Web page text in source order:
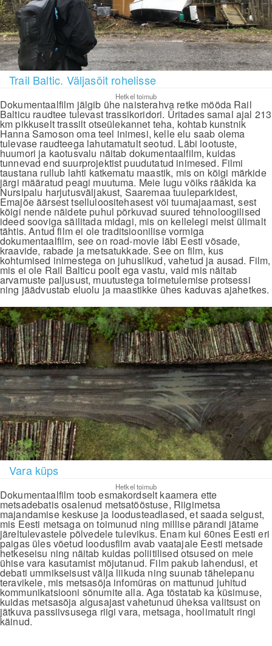
Trail Baltic. Väljasõit rohelisse
Hetkel toimub
Dokumentaalfilm jälgib ühe naisterahva retke mööda Rail
Balticu raudtee tulevast trassikoridori. Üritades samal ajal 213
km pikkuselt trassilt otseülekannet teha, kohtab kunstnik
Hanna Samoson oma teel inimesi, kelle elu saab olema
tulevase raudteega lahutamatult seotud. Läbi lootuste,
huumori ja kaotusvalu näitab dokumentaalfilm, kuidas
tunnevad end suurprojektist puudutatud inimesed. Filmi
taustana rullub lahti katkematu maastik, mis on kõigi märkide
järgi määratud peagi muutuma. Meie lugu võiks rääkida ka
Nursipalu harjutusväljakust, Saaremaa tuuleparkidest,
Emajõe äärsest tselluloositehasest või tuumajaamast, sest
kõigi nende näidete puhul põrkuvad suured tehnoloogilised
ideed sooviga säilitada midagi, mis on kellelegi meist ülimalt
tähtis. Antud film ei ole traditsioonilise vormiga
dokumentaalfilm, see on road-movie läbi Eesti võsade,
kraavide, rabade ja metsatukkade. See on film, kus
kohtumised inimestega on juhuslikud, vahetud ja ausad. Film,
mis ei ole Rail Balticu poolt ega vastu, vaid mis näitab
arvamuste paljusust, muutustega toimetulemise protsessi
ning jäädvustab eluolu ja maastikke ühes kaduvas ajahetkes.
Vara küps
Hetkel toimub
Dokumentaalfilm toob esmakordselt kaamera ette
metsadebatis osalenud metsatööstuse, Riigimetsa
majandamise keskuse ja loodusteadlased, et saada selgust,
mis Eesti metsaga on toimunud ning millise pärandi jätame
järeltulevastele põlvedele tulevikus. Enam kui 60nes Eesti eri
paigas üles võetud loodusfilm avab vaatajale Eesti metsade
hetkeseisu ning näitab kuidas poliitilised otsused on meie
ühise vara kasutamist mõjutanud. Film pakub lahendusi, et
debati ummikseisust välja liikuda ning suunab tähelepanu
teravikele, mis metsasõja infomüras on mattunud juhitud
kommunikatsiooni sõnumite alla. Aga tõstatab ka küsimuse,
kuidas metsasõja algusajast vahetunud üheksa valitsust on
jätkuva passiivsusega riigi vara, metsaga, hoolimatult ringi
käinud.